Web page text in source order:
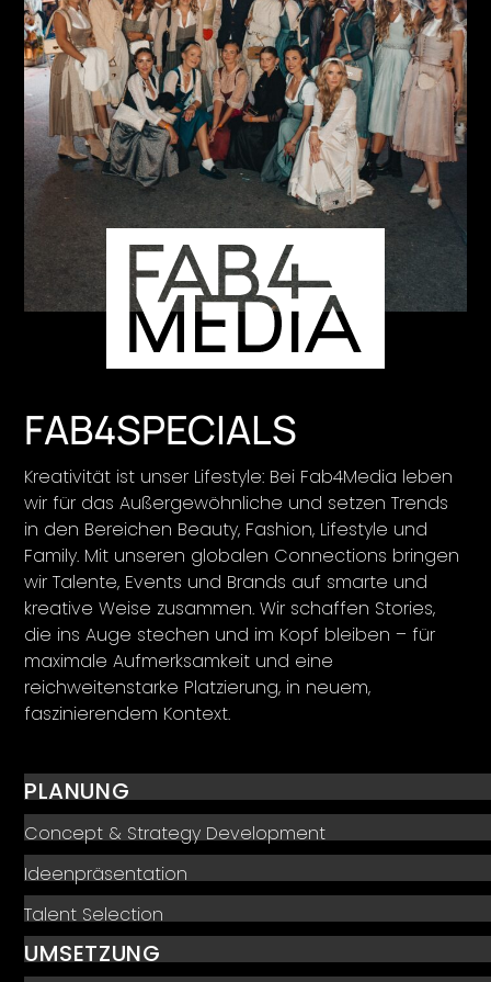
FAB4SPECIALS
Kreativität ist unser Lifestyle: Bei Fab4Media leben
wir für das Außergewöhnliche und setzen Trends
in den Bereichen Beauty, Fashion, Lifestyle und
Family. Mit unseren globalen Connections bringen
wir Talente, Events und Brands auf smarte und
kreative Weise zusammen. Wir schaffen Stories,
die ins Auge stechen und im Kopf bleiben – für
maximale Aufmerksamkeit und eine
reichweitenstarke Platzierung, in neuem,
faszinierendem Kontext.
PLANUNG
Concept & Strategy Development
Ideenpräsentation
Talent Selection
UMSETZUNG